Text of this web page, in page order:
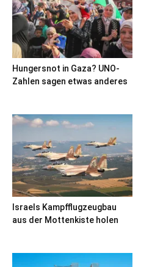
Hungersnot in Gaza? UNO-
Zahlen sagen etwas anderes
Israels Kampfflugzeugbau
aus der Mottenkiste holen